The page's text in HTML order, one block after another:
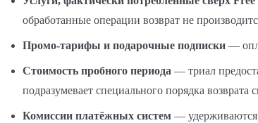
обработанные операции возврат не
Промо-тарифы и подарочные подписки —
Стоимость пробного периода — триал
подразумевает специального порядка
Комиссии платёжных систем — удерживаются